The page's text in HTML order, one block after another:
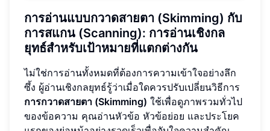
การอ่านแบบกวาดสายตา (Skimming) กับ
การสแกน (Scanning): การอ่านเชิงกล
ยุทธ์สำหรับเป้าหมายที่แตกต่างกัน
ไม่ใช่การอ่านทั้งหมดที่ต้องการความเข้าใจอย่างลึก
ซึ้ง ผู้อ่านเชิงกลยุทธ์รู้ว่าเมื่อใดควรปรับเปลี่ยนวิธีการ
การกวาดสายตา (Skimming) ใช้เพื่อดูภาพรวมทั่วไป
ของข้อความ คุณอ่านหัวข้อ หัวข้อย่อย และประโยค